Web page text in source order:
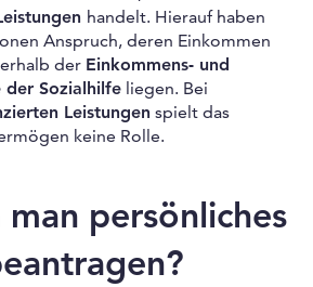
handelt. Hierauf haben
Anspruch, deren Einkommen
der Einkommens- und
der Sozialhilfe liegen. Bei
Leistungen spielt das
keine Rolle.
persönliches